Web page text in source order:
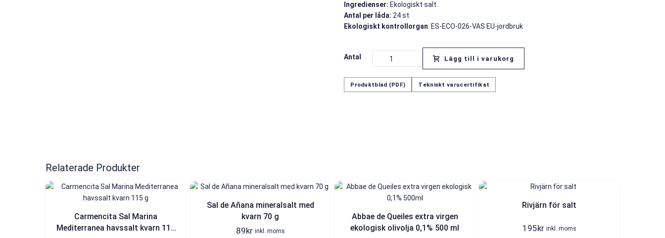
Ingredienser: Ekologiskt salt.
Antal per låda: 24 st
Ekologiskt kontrollorgan: ES-ECO-026-VAS EU-jordbruk
Antal Lägg till i varukorg
Produktblad (PDF) Tekniskt varucertifikat
Relaterade Produkter
Carmencita Sal Marina
Mediterranea havssalt kvarn 115
Sal de Añana mineralsalt med
kvarn 70 g
89kr inkl. moms
Abbae de Queiles extra virgen
ekologisk olivolja 0,1% 500 ml
Rivjärn för salt
195kr inkl. moms